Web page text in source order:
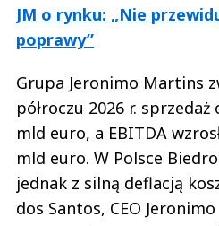
JM o rynku: „Nie
poprawy”
Grupa Jeronimo Martins
półroczu 2026 r.
mld euro, a EBITDA
mld euro. W Polsce
jednak z silną deflacją
dos Santos, CEO